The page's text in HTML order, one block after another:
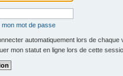
mon mot de passe
automatiquement lors de chaque
mon statut en ligne lors de cette